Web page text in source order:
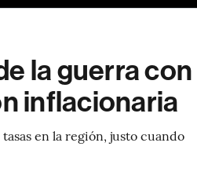
la guerra con
inflacionaria
en la región, justo cuando